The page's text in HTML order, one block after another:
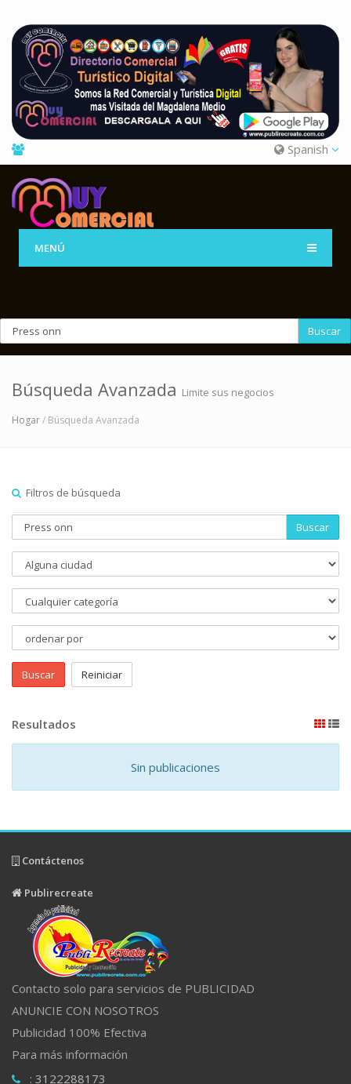
Spanish
MENÚ
Buscar
Búsqueda Avanzada Limite sus negocios
Hogar/ Búsqueda Avanzada
Filtros de búsqueda
Buscar
Buscar Reiniciar
Resultados
Sin publicaciones
Contáctenos
Publirecreate
Contacto solo para servicios de PUBLICIDAD
ANUNCIE CON NOSOTROS
Publicidad 100% Efectiva
Para más información
: 3122288173